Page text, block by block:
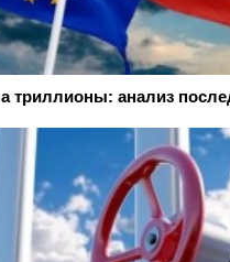
триллионы: анализ